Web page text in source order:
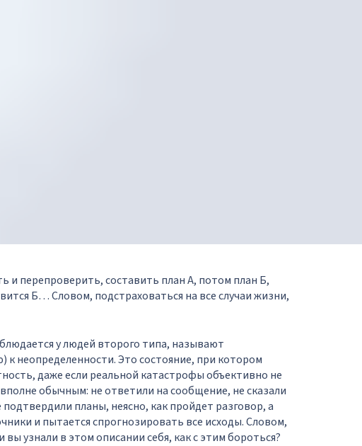
и перепроверить, составить план А, потом план Б,
Б… Словом, подстраховаться на все случаи жизни,
у людей второго типа, называют
неопределенности. Это состояние, при котором
даже если реальной катастрофы объективно не
обычным: не ответили на сообщение, не сказали
планы, неясно, как пройдет разговор, а
и пытается спрогнозировать все исходы. Словом,
вы узнали в этом описании себя, как с этим бороться?